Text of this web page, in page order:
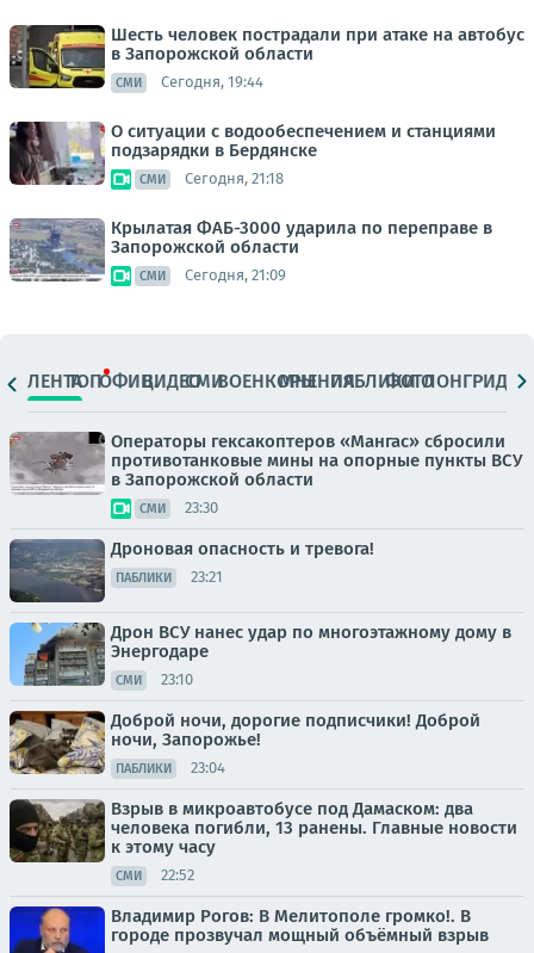
Шесть человек пострадали при атаке на автобус
в Запорожской области
СМИ Сегодня, 19:44
О ситуации с водообеспечением и станциями
подзарядки в Бердянске
СМИ Сегодня, 21:18
Крылатая ФАБ-3000 ударила по переправе в
Запорожской области
СМИ Сегодня, 21:09
ЛЕНТАТОПОФИЦ.ВИДЕОСМИВОЕНКОРЫМНЕНИЯПАБЛИКИ
ФОТОЛОНГРИДЫ
Операторы гексакоптеров «Мангас» сбросили
противотанковые мины на опорные пункты ВСУ
в Запорожской области
СМИ 23:30
Дроновая опасность и тревога!
ПАБЛИКИ 23:21
Дрон ВСУ нанес удар по многоэтажному дому в
Энергодаре
СМИ 23:10
Доброй ночи, дорогие подписчики! Доброй
ночи, Запорожье!
ПАБЛИКИ 23:04
Взрыв в микроавтобусе под Дамаском: два
человека погибли, 13 ранены. Главные новости
к этому часу
СМИ 22:52
Владимир Рогов: В Мелитополе громко!. В
городе прозвучал мощный объёмный взрыв